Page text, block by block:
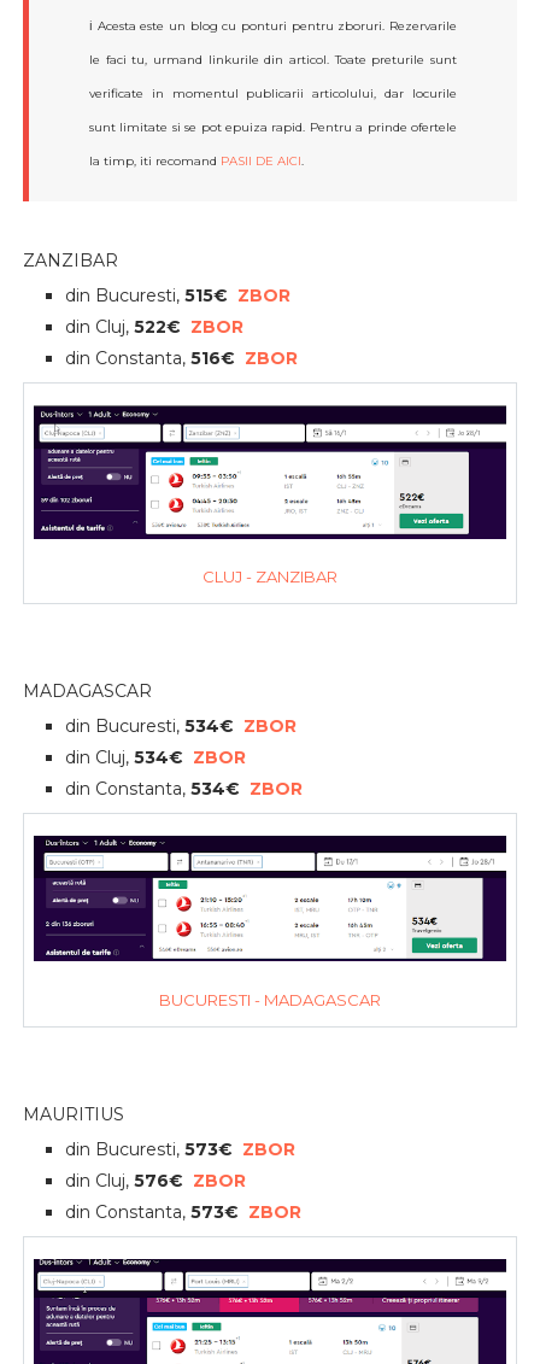
ℹ️ Acesta este un blog cu ponturi pentru zboruri. Rezervarile
le faci tu, urmand linkurile din articol. Toate preturile sunt
verificate in momentul publicarii articolului, dar locurile
sunt limitate si se pot epuiza rapid. Pentru a prinde ofertele
la timp, iti recomand PASII DE AICI.
ZANZIBAR
din Bucuresti,515€ ZBOR
din Cluj, 522€ ZBOR
din Constanta, 516€ ZBOR
CLUJ - ZANZIBAR
MADAGASCAR
din Bucuresti,534€ ZBOR
din Cluj, 534€ ZBOR
din Constanta, 534€ ZBOR
BUCURESTI - MADAGASCAR
MAURITIUS
din Bucuresti,573€ ZBOR
din Cluj,576€ ZBOR
din Constanta, 573€ ZBOR